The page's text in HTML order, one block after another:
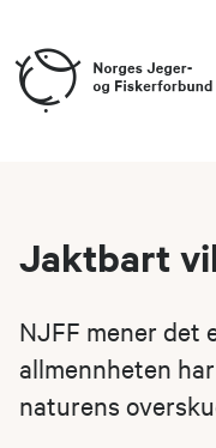
Jaktbart
NJFF mener det
allmennheten
naturens